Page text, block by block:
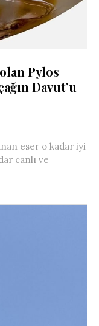
Pylos
Davut’u
eser o kadar iyi
canlı ve